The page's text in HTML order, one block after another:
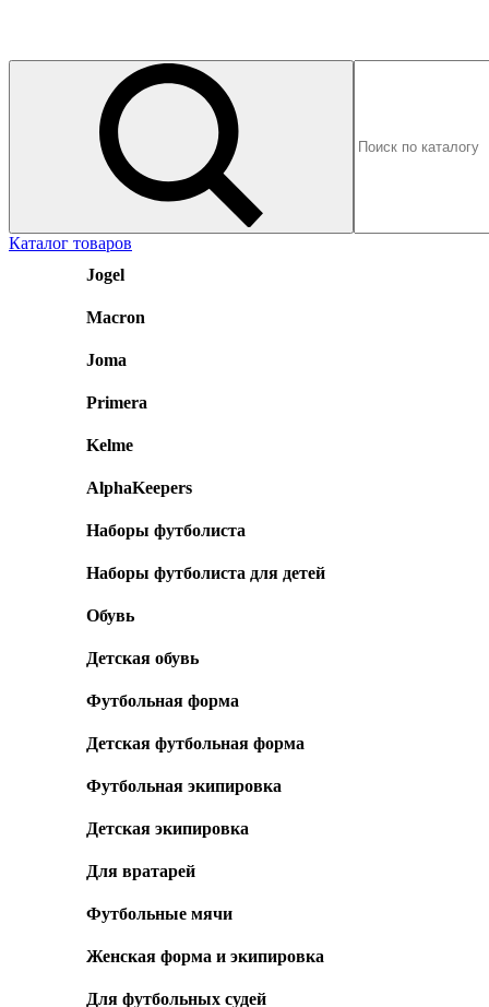
Каталог товаров
Jogel
Macron
Joma
Primera
Kelme
AlphaKeepers
Наборы футболиста
Наборы футболиста для детей
Обувь
Детская обувь
Футбольная форма
Детская футбольная форма
Футбольная экипировка
Детская экипировка
Для вратарей
Футбольные мячи
Женская форма и экипировка
Для футбольных судей